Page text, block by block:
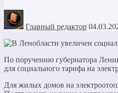
Главный редактор
По поручению губернатора
для социального тарифа на
Для жилых домов на